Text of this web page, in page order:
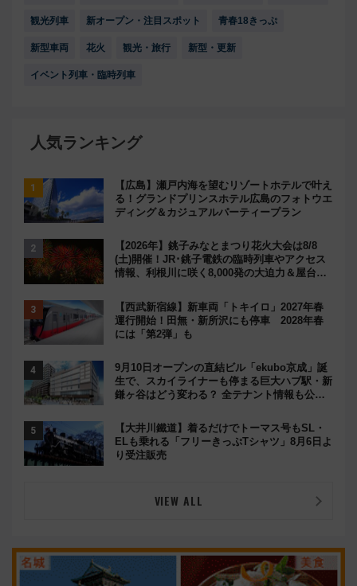
観光列車 新オープン・注目スポット 青春18きっぷ
新型車両 花火 観光・旅行 新型・更新
イベント列車・臨時列車
人気ランキング
【広島】瀬戸内海を望むリゾートホテルで叶え
る！グランドプリンスホテル広島のフォトウエ
ディング＆カジュアルパーティープラン
【2026年】銚子みなとまつり花火大会は8/8
(土)開催！JR･銚子電鉄の臨時列車やアクセス
情報、利根川に咲く8,000発の大迫力＆屋台を
【西武新宿線】新車両「トキイロ」2027年春
運行開始！田無・新所沢にも停車 2028年春
には「第2弾」も
9月10日オープンの直結ビル「ekubo京成」誕
生で、スカイライナーも停まる巨大ハブ駅・新
鎌ヶ谷はどう変わる？ 全テナント情報も公
【大井川鐵道】着るだけでトーマス号もSL・
ELも乗れる「フリーきっぷTシャツ」8月6日よ
り受注販売
VIEW ALL